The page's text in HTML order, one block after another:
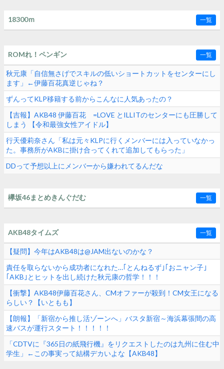
18300ｍ 一覧
ROMれ！ペンギン 一覧
秋元康「自信無さげでスキルの低いショートカットをセンターにし
ます」←伊藤百花真逆じゃね？
ずんってKLP移籍する前からこんなに人気あったの？
【吉報】AKB48 伊藤百花 =LOVE とILLITのセンターにも圧勝して
しまう 【令和最強女性アイドル】
行天優莉奈さん「私は元々KLPに行くメンバーには入っていなかっ
た。事務所がAKBに掛け合ってくれて追加してもらった」
DDって予想以上にメンバーから嫌われてるんだな
欅坂46まとめきんぐだむ 一覧
AKB48タイムズ 一覧
【疑問】今年はAKB48は@JAM出ないのかな？
責任を取らないから成功者になれた…｢とんねるず｣｢おニャン子｣
｢AKB｣とヒットを出し続けた秋元康の哲学！！！
【衝撃】AKB48伊藤百花さん、CMオファーが殺到！CM女王になる
らしい？【いともも】
【朗報】「新宿から推し活ゾーンへ」バスタ新宿～海浜幕張間の高
速バスが運行スタート！！！！！
「CDTVに『365日の紙飛行機』をリクエストしたのは九州に住む中
学生」←この事実って結構デカいよな【AKB48】